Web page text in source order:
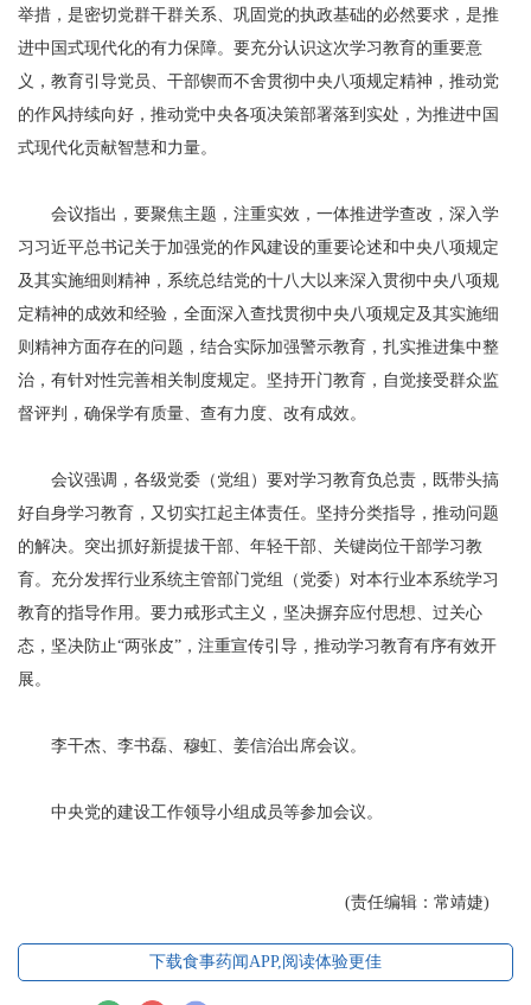
举措，是密切党群干群关系、巩固党的执政基础的必然要求，是推
进中国式现代化的有力保障。要充分认识这次学习教育的重要意
义，教育引导党员、干部锲而不舍贯彻中央八项规定精神，推动党
的作风持续向好，推动党中央各项决策部署落到实处，为推进中国
式现代化贡献智慧和力量。
会议指出，要聚焦主题，注重实效，一体推进学查改，深入学
习习近平总书记关于加强党的作风建设的重要论述和中央八项规定
及其实施细则精神，系统总结党的十八大以来深入贯彻中央八项规
定精神的成效和经验，全面深入查找贯彻中央八项规定及其实施细
则精神方面存在的问题，结合实际加强警示教育，扎实推进集中整
治，有针对性完善相关制度规定。坚持开门教育，自觉接受群众监
督评判，确保学有质量、查有力度、改有成效。
会议强调，各级党委（党组）要对学习教育负总责，既带头搞
好自身学习教育，又切实扛起主体责任。坚持分类指导，推动问题
的解决。突出抓好新提拔干部、年轻干部、关键岗位干部学习教
育。充分发挥行业系统主管部门党组（党委）对本行业本系统学习
教育的指导作用。要力戒形式主义，坚决摒弃应付思想、过关心
态，坚决防止“两张皮”，注重宣传引导，推动学习教育有序有效开
展。
李干杰、李书磊、穆虹、姜信治出席会议。
中央党的建设工作领导小组成员等参加会议。
(责任编辑：常靖婕)
下载食事药闻APP,阅读体验更佳